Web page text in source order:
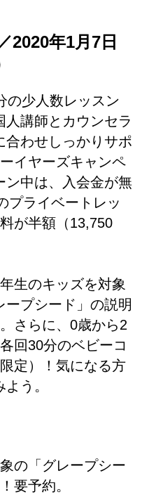
2020年1月7日
の少人数レッスン
講師とカウンセラ
合わせしっかりサポ
イヤーズキャンペ
ン中は、入会金が無
プライベートレッ
が半額（13,750
生のキッズを対象
ープシード」の説明
さらに、0歳から2
回30分のベビーコ
定）！気になる方
う。
の「グレープシー
要予約。